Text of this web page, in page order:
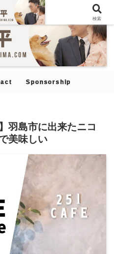
Sponsorship
羽島市に出来たニコ
美味しい
検索